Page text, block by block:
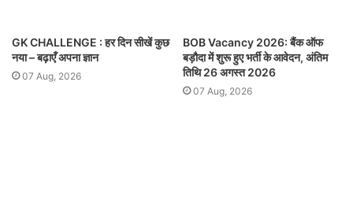
GK CHALLENGE : हर दिन सीखें कुछ
नया – बढ़ाएँ अपना ज्ञान
07 Aug, 2026
BOB Vacancy 2026: बैंक ऑफ
बड़ौदा में शुरू हुए भर्ती के आवेदन, अंतिम
तिथि 26 अगस्त 2026
07 Aug, 2026